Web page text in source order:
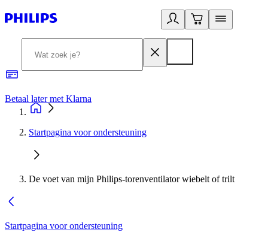
Betaal later met Klarna
Startpagina voor ondersteuning
De voet van mijn Philips-torenventilator wiebelt of trilt
Startpagina voor ondersteuning